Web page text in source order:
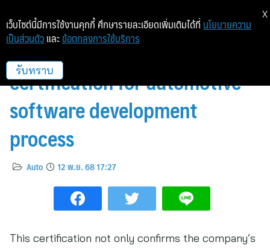
Kaspersky receives ISO 26262
certification for automotive
software development
process
Auto 12 พ.ย. 68 17:27
This certification not only confirms the company’s
เว็บไซต์นี้มีการใช้งานคุกกี้ ศึกษารายละเอียดเพิ่มเติมได้ที่ นโยบายความ
เป็นส่วนตัว และ ข้อตกลงการใช้บริการ
รับทราบ
X